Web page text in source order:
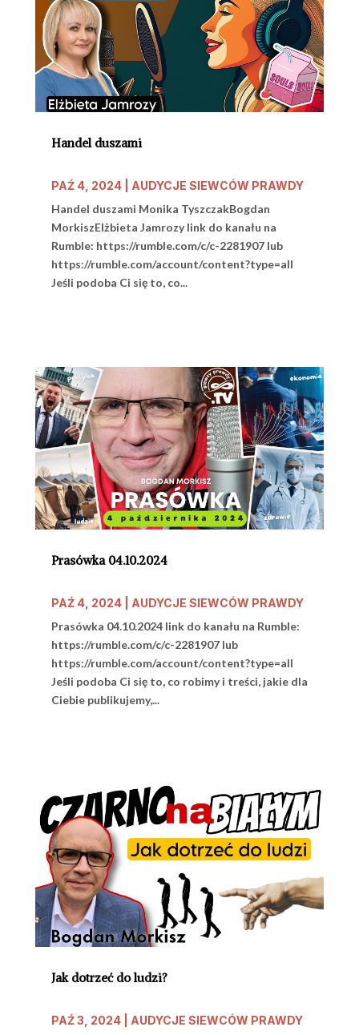
Handel duszami
PAŹ 4, 2024| AUDYCJE SIEWCÓW PRAWDY
Handel duszami Monika TyszczakBogdan
MorkiszElżbieta Jamrozy link do kanału na
Rumble: https://rumble.com/c/c-2281907 lub
https://rumble.com/account/content?type=all
Jeśli podoba Ci się to, co...
Prasówka 04.10.2024
PAŹ 4, 2024| AUDYCJE SIEWCÓW PRAWDY
Prasówka 04.10.2024 link do kanału na Rumble:
https://rumble.com/c/c-2281907 lub
https://rumble.com/account/content?type=all
Jeśli podoba Ci się to, co robimy i treści, jakie dla
Ciebie publikujemy,...
Jak dotrzeć do ludzi?
PAŹ 3, 2024| AUDYCJE SIEWCÓW PRAWDY